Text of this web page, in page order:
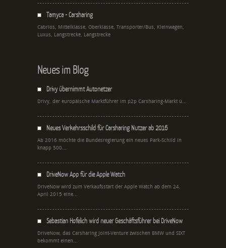
Tamyca - Carsharing
Cabrios, Mittelklasse, Oberklasse, Transporter/Bus, Kleinwagen,
Luxus, Langstrecke, Langstrecke
Neues im Blog
Drivy übernimmt Autonetzer
Drivy, der europäische Marktführer im p2p Carsharing-Markt ü...
Neues Verkehrsschild für Carsharing Nutzer ab 2016
Ab 2016 möchte die Bundesregierung ein neues Park-Schild in
knapp 500...
DriveNow App für die Apple Watch
DriveNow wird zum Verkaufsstart der Apple Watch ab dem 24.
April 2015 eine...
Sebastian Hofelich wird neuer Geschäftsführer bei DriveNow
DriveNow, das Carsharing Joint-Venture zwischen BMW und SIXT
bekommt einen...